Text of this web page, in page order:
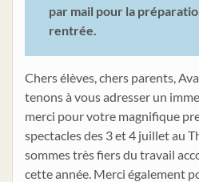
par mail pour la
rentrée.
Chers élèves, chers parents,
tenons à vous adresser un
merci pour votre magnifique
spectacles des 3 et 4 juillet au
sommes très fiers du travail
cette année. Merci également